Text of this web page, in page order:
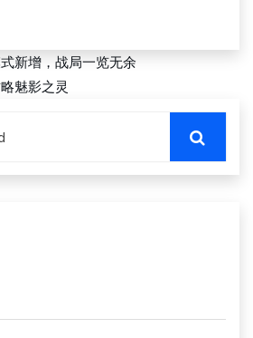
新增，战局一览无余
魅影之灵